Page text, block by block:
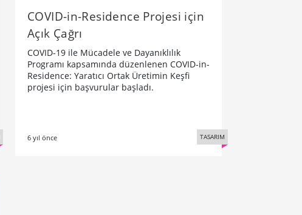
COVID-in-Residence Projesi için
Açık Çağrı
COVID-19 ile Mücadele ve Dayanıklılık
Programı kapsamında düzenlenen COVID-in-
Residence: Yaratıcı Ortak Üretimin Keşfi
projesi için başvurular başladı.
6 yıl önce TASARIM